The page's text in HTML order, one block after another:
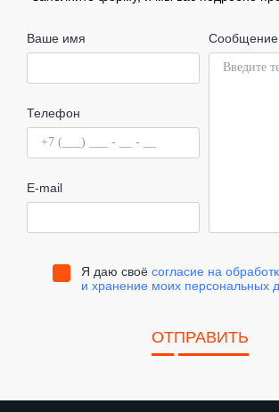
Ваше имя
Телефон
E-mail
Сообщение
Я даю своё согласие на
и хранение моих персональных
ОТПРАВИТЬ